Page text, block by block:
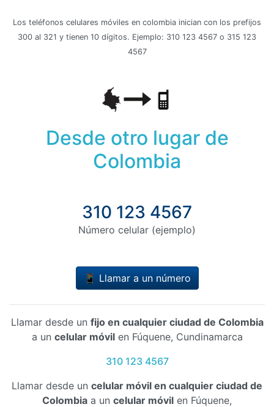
Los teléfonos celulares móviles en colombia inician con los prefijos
300 al 321 y tienen 10 dígitos. Ejemplo: 310 123 4567 o 315 123
4567
Desde otro lugar de
Colombia
310 123 4567
Número celular (ejemplo)
📱 Llamar a un número
Llamar desde un fijo en cualquier ciudad de Colombia
a un celular móvilen Fúquene, Cundinamarca
310 123 4567
Llamar desde un celular móvil en cualquier ciudad de
Colombia a un celular móvil en Fúquene,